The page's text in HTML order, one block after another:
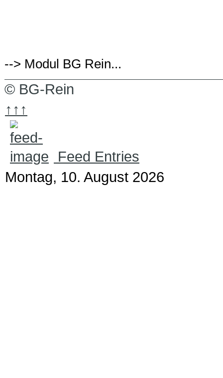
--> Modul BG Rein...
© BG-Rein
↑↑↑
Feed Entries
Montag, 10. August 2026